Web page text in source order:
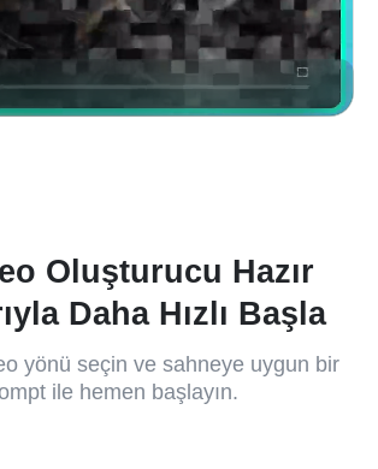
Oluşturucu Hazır
Daha Hızlı Başla
yönü seçin ve sahneye uygun bir
ile hemen başlayın.